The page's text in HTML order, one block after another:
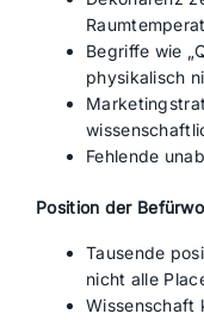
Begriffe wie
physikalisch
Fehlende
Position der
Tausende
nicht alle
Wissenschaft